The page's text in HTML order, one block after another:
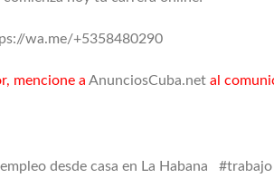
wa.me/+5358480290
mencione a AnunciosCuba.net al
desde casa en La Habana
#trabajo